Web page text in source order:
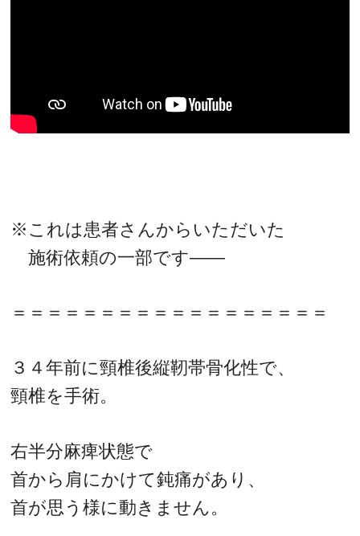
※これは患者さんからいただいた
施術依頼の一部です――
＝＝＝＝＝＝＝＝＝＝＝＝＝＝＝＝＝＝
３４年前に頸椎後縦靭帯骨化性で、
頸椎を手術。
右半分麻痺状態で
首から肩にかけて鈍痛があり、
首が思う様に動きません。